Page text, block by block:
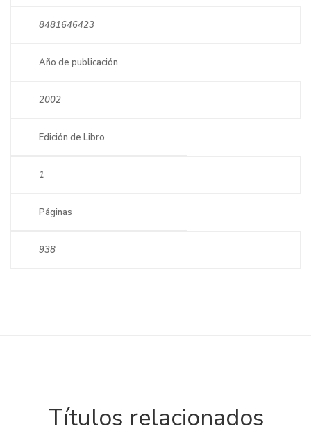
8481646423
Año de publicación
2002
Edición de Libro
1
Páginas
938
Títulos relacionados